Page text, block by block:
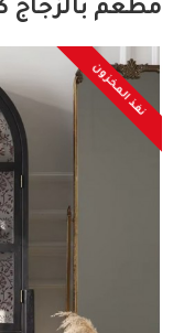
مطعم بالزجاج
نفذ المخزون